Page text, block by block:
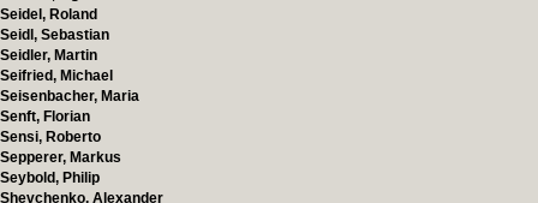
Seidel, Roland
Seidl, Sebastian
Seidler, Martin
Seifried, Michael
Seisenbacher, Maria
Senft, Florian
Sensi, Roberto
Sepperer, Markus
Seybold, Philip
Shevchenko, Alexander